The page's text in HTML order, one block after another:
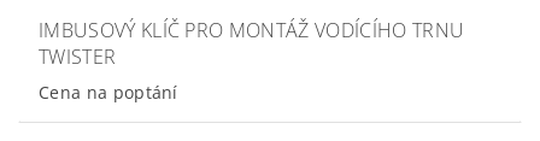
IMBUSOVÝ KLÍČ PRO MONTÁŽ VODÍCÍHO TRNU
TWISTER
Cena na poptání